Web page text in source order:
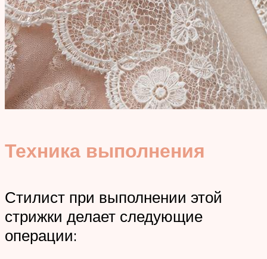
Техника выполнения
Стилист при выполнении этой
стрижки делает следующие
операции: